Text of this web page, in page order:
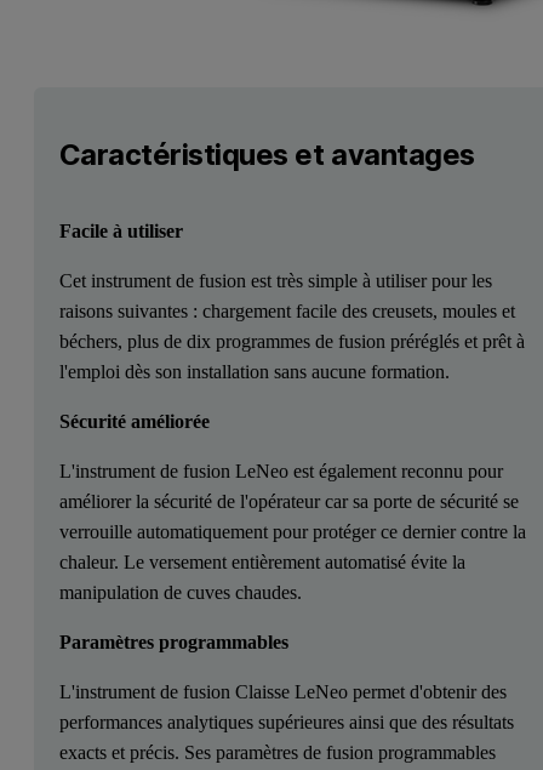
Caractéristiques et avantages
Facile à utiliser
Cet instrument de fusion est très simple à utiliser pour les
raisons suivantes : chargement facile des creusets, moules et
béchers, plus de dix programmes de fusion préréglés et prêt à
l'emploi dès son installation sans aucune formation.
Sécurité améliorée
L'instrument de fusion LeNeo est également reconnu pour
améliorer la sécurité de l'opérateur car sa porte de sécurité se
verrouille automatiquement pour protéger ce dernier contre la
chaleur. Le versement entièrement automatisé évite la
manipulation de cuves chaudes.
Paramètres programmables
L'instrument de fusion Claisse LeNeo permet d'obtenir des
performances analytiques supérieures ainsi que des résultats
exacts et précis. Ses paramètres de fusion programmables